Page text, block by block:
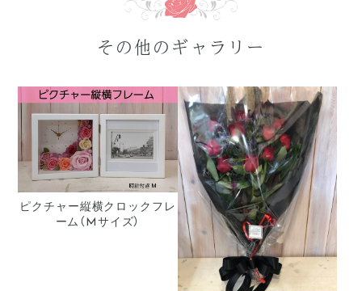
その他のギャラリー
ピクチャー縦横クロックフレ
ーム（Mサイズ）